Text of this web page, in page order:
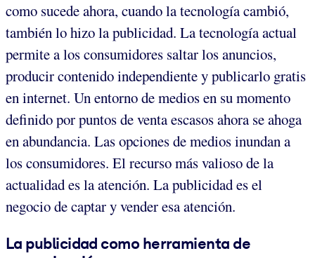
como sucede ahora, cuando la tecnología cambió,
también lo hizo la publicidad. La tecnología actual
permite a los consumidores saltar los anuncios,
producir contenido independiente y publicarlo gratis
en internet. Un entorno de medios en su momento
definido por puntos de venta escasos ahora se ahoga
en abundancia. Las opciones de medios inundan a
los consumidores. El recurso más valioso de la
actualidad es la atención. La publicidad es el
negocio de captar y vender esa atención.
La publicidad como herramienta de